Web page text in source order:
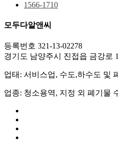
1566-1710
모두다알앤씨
등록번호 321-13-02278
경기도 남양주시 진접읍 금강로
업태: 서비스업, 수도,하수도 및
업종: 청소용역, 지정 외 폐기물